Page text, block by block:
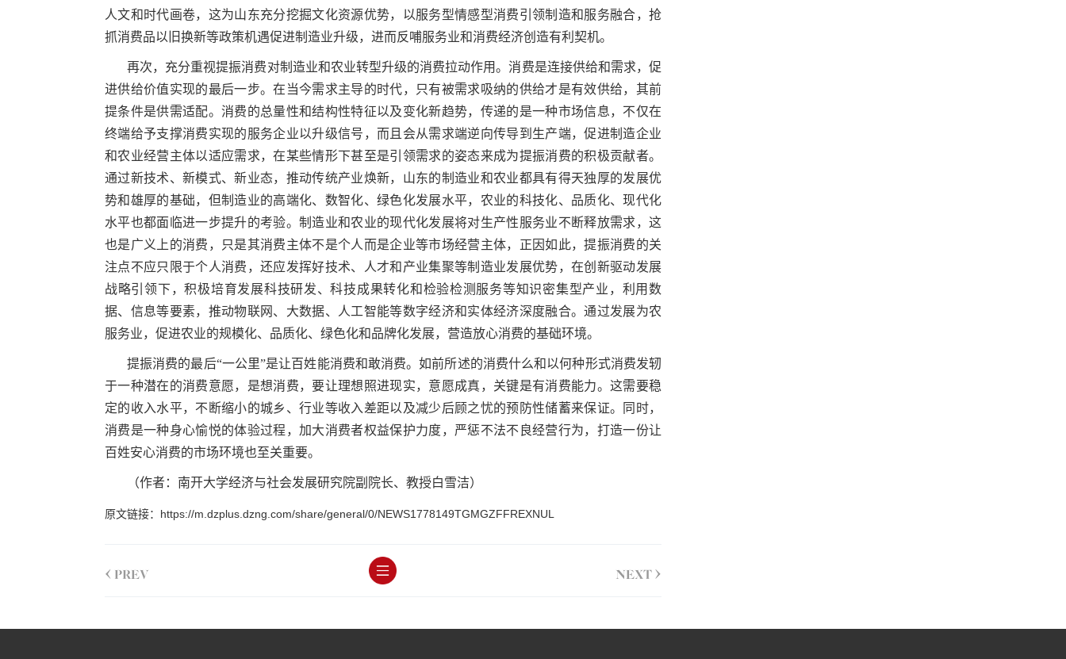
人文和时代画卷，这为山东充分挖掘文化资源优势，以服务型情感型消费引领制造和服务融合，抢
抓消费品以旧换新等政策机遇促进制造业升级，进而反哺服务业和消费经济创造有利契机。
再次，充分重视提振消费对制造业和农业转型升级的消费拉动作用。消费是连接供给和需求，促
进供给价值实现的最后一步。在当今需求主导的时代，只有被需求吸纳的供给才是有效供给，其前
提条件是供需适配。消费的总量性和结构性特征以及变化新趋势，传递的是一种市场信息，不仅在
终端给予支撑消费实现的服务企业以升级信号，而且会从需求端逆向传导到生产端，促进制造企业
和农业经营主体以适应需求，在某些情形下甚至是引领需求的姿态来成为提振消费的积极贡献者。
通过新技术、新模式、新业态，推动传统产业焕新，山东的制造业和农业都具有得天独厚的发展优
势和雄厚的基础，但制造业的高端化、数智化、绿色化发展水平，农业的科技化、品质化、现代化
水平也都面临进一步提升的考验。制造业和农业的现代化发展将对生产性服务业不断释放需求，这
也是广义上的消费，只是其消费主体不是个人而是企业等市场经营主体，正因如此，提振消费的关
注点不应只限于个人消费，还应发挥好技术、人才和产业集聚等制造业发展优势，在创新驱动发展
战略引领下，积极培育发展科技研发、科技成果转化和检验检测服务等知识密集型产业，利用数
据、信息等要素，推动物联网、大数据、人工智能等数字经济和实体经济深度融合。通过发展为农
服务业，促进农业的规模化、品质化、绿色化和品牌化发展，营造放心消费的基础环境。
提振消费的最后“一公里”是让百姓能消费和敢消费。如前所述的消费什么和以何种形式消费发轫
于一种潜在的消费意愿，是想消费，要让理想照进现实，意愿成真，关键是有消费能力。这需要稳
定的收入水平，不断缩小的城乡、行业等收入差距以及减少后顾之忧的预防性储蓄来保证。同时，
消费是一种身心愉悦的体验过程，加大消费者权益保护力度，严惩不法不良经营行为，打造一份让
百姓安心消费的市场环境也至关重要。
（作者：南开大学经济与社会发展研究院副院长、教授白雪洁）
原文链接： https://m.dzplus.dzng.com/share/general/0/NEWS1778149TGMGZFFREXNUL
< PREV NEXT >